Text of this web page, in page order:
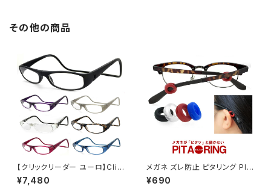
その他の商品
【クリックリーダー ユーロ】Clic
Readers Euro 老眼鏡 リーデ
ィンググラス シニアグラス 既製
¥7,480
メガネ ズレ防止 ピタリング PIT
ARING 眼鏡 ずり落ち防止
¥690